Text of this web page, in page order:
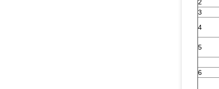
2
3
4
5
6